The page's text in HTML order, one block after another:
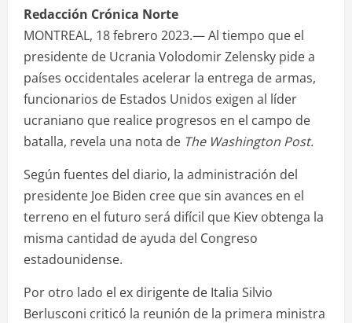
Redacción Crónica Norte
MONTREAL, 18 febrero 2023.— Al tiempo que el
presidente de Ucrania Volodomir Zelensky pide a
países occidentales acelerar la entrega de armas,
funcionarios de Estados Unidos exigen al líder
ucraniano que realice progresos en el campo de
batalla, revela una nota de The Washington Post.
Según fuentes del diario, la administración del
presidente Joe Biden cree que sin avances en el
terreno en el futuro será difícil que Kiev obtenga la
misma cantidad de ayuda del Congreso
estadounidense.
Por otro lado el ex dirigente de Italia Silvio
Berlusconi criticó la reunión de la primera ministra